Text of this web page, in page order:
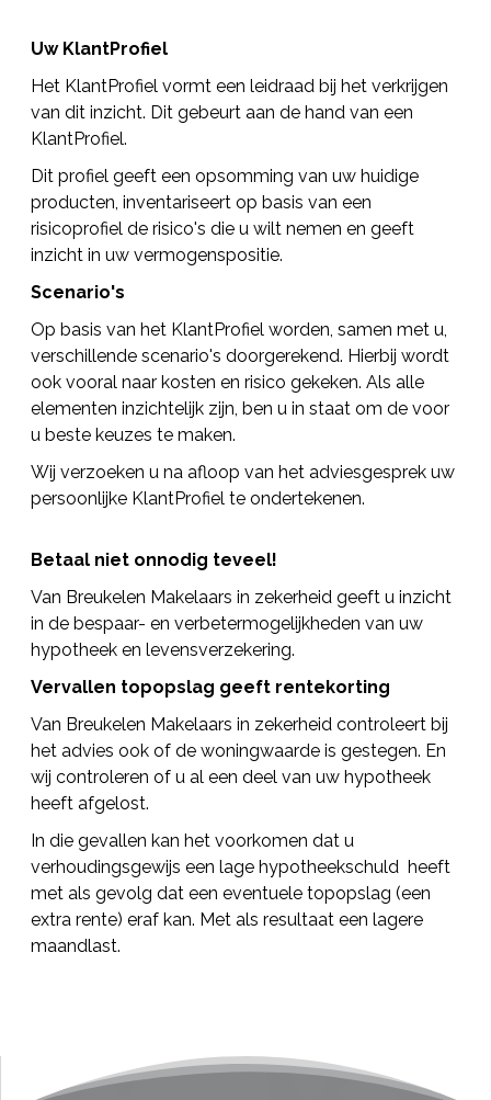
Uw KlantProfiel
Het KlantProfiel vormt een leidraad bij het verkrijgen
van dit inzicht. Dit gebeurt aan de hand van een
KlantProfiel.
Dit profiel geeft een opsomming van uw huidige
producten, inventariseert op basis van een
risicoprofiel de risico's die u wilt nemen en geeft
inzicht in uw vermogenspositie.
Scenario's
Op basis van het KlantProfiel worden, samen met u,
verschillende scenario's doorgerekend. Hierbij wordt
ook vooral naar kosten en risico gekeken. Als alle
elementen inzichtelijk zijn, ben u in staat om de voor
u beste keuzes te maken.
Wij verzoeken u na afloop van het adviesgesprek uw
persoonlijke KlantProfiel te ondertekenen.
Betaal niet onnodig teveel!
Van Breukelen Makelaars in zekerheid geeft u inzicht
in de bespaar- en verbetermogelijkheden van uw
hypotheek en levensverzekering.
Vervallen topopslag geeft rentekorting
Van Breukelen Makelaars in zekerheid controleert bij
het advies ook of de woningwaarde is gestegen. En
wij controleren of u al een deel van uw hypotheek
heeft afgelost.
In die gevallen kan het voorkomen dat u
verhoudingsgewijs een lage hypotheekschuld heeft
met als gevolg dat een eventuele topopslag (een
extra rente) eraf kan. Met als resultaat een lagere
maandlast.